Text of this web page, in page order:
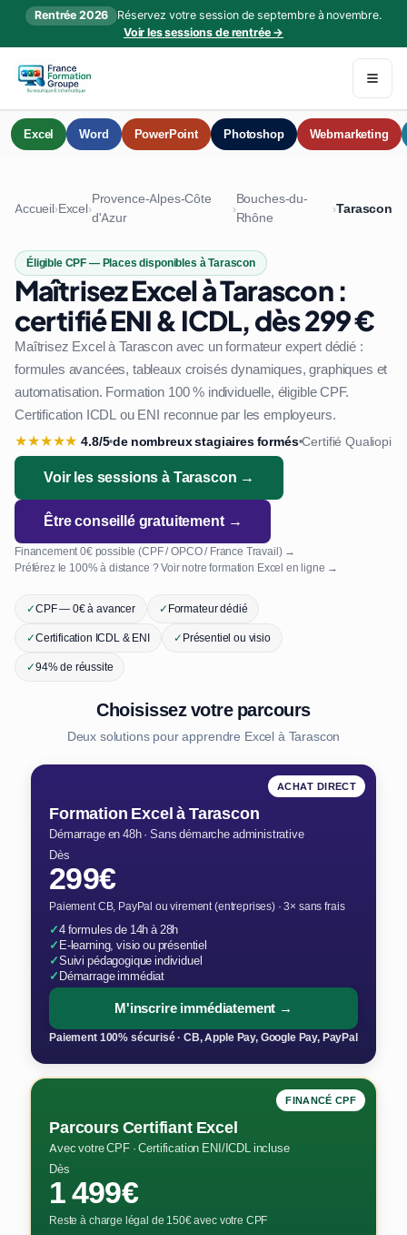
Rentrée 2026
Réservez votre session de septembre à novembre.
Voir les sessions de rentrée →
Excel Word PowerPoint Photoshop Webmarketing
Accueil›Excel›
Provence-Alpes-Côte
d'Azur
›
Bouches-du-
Rhône
›Tarascon
Éligible CPF — Places disponibles à Tarascon
Maîtrisez Excel à Tarascon :
certifié ENI & ICDL, dès 299 €
Maîtrisez Excel à Tarascon avec un formateur expert dédié :
formules avancées, tableaux croisés dynamiques, graphiques et
automatisation. Formation 100 % individuelle, éligible CPF.
Certification ICDL ou ENI reconnue par les employeurs.
★★★★★ 4.8/5•de nombreux stagiaires formés•Certifié Qualiopi
Voir les sessions à Tarascon →
Être conseillé gratuitement →
Financement 0€ possible (CPF / OPCO / France Travail) →
Préférez le 100% à distance ? Voir notre formation Excel en ligne →
✓CPF — 0€ à avancer ✓Formateur dédié
✓Certification ICDL & ENI ✓Présentiel ou visio
✓94% de réussite
Choisissez votre parcours
Deux solutions pour apprendre Excel à Tarascon
ACHAT DIRECT
Formation Excel à Tarascon
Démarrage en 48h · Sans démarche administrative
Dès
299€
Paiement CB, PayPal ou virement (entreprises) · 3× sans frais
✓4 formules de 14h à 28h
✓E-learning, visio ou présentiel
✓Suivi pédagogique individuel
✓Démarrage immédiat
M'inscrire immédiatement →
Paiement 100% sécurisé · CB, Apple Pay, Google Pay, PayPal
FINANCÉ CPF
Parcours Certifiant Excel
Avec votre CPF · Certification ENI/ICDL incluse
Dès
1 499€
Reste à charge légal de 150€ avec votre CPF